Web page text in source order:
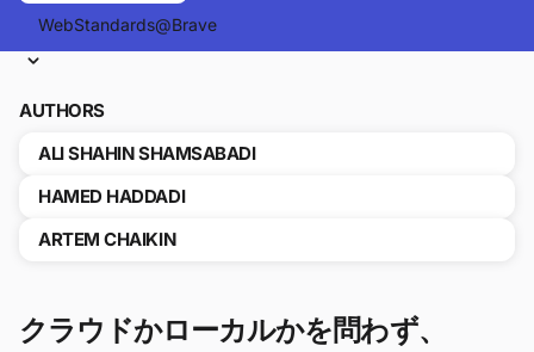
WebStandards@Brave
AUTHORS
ALI SHAHIN SHAMSABADI
HAMED HADDADI
ARTEM CHAIKIN
クラウドかローカルかを問わず、